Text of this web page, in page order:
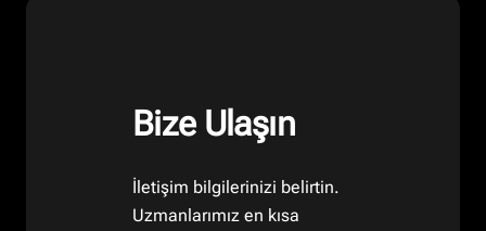
Bize Ulaşın
İletişim bilgilerinizi belirtin.
Uzmanlarımız en kısa